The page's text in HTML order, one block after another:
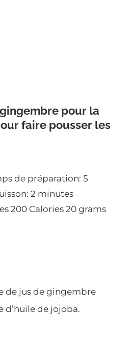
pour la
faire pousser les
de préparation: 5
2 minutes
200 Calories 20 grams
de jus de gingembre
d’huile de jojoba.